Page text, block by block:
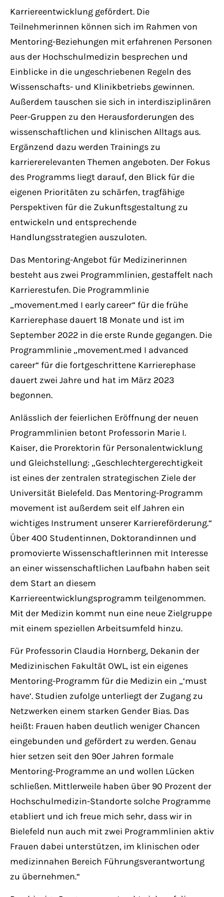
Karriereentwicklung gefördert. Die
Teilnehmerinnen können sich im Rahmen von
Mentoring-Beziehungen mit erfahrenen Personen
aus der Hochschulmedizin besprechen und
Einblicke in die ungeschriebenen Regeln des
Wissenschafts- und Klinikbetriebs gewinnen.
Außerdem tauschen sie sich in interdisziplinären
Peer-Gruppen zu den Herausforderungen des
wissenschaftlichen und klinischen Alltags aus.
Ergänzend dazu werden Trainings zu
karriererelevanten Themen angeboten. Der Fokus
des Programms liegt darauf, den Blick für die
eigenen Prioritäten zu schärfen, tragfähige
Perspektiven für die Zukunftsgestaltung zu
entwickeln und entsprechende
Handlungsstrategien auszuloten.
Das Mentoring-Angebot für Medizinerinnen
besteht aus zwei Programmlinien, gestaffelt nach
Karrierestufen. Die Programmlinie
„movement.med I early career“ für die frühe
Karrierephase dauert 18 Monate und ist im
September 2022 in die erste Runde gegangen. Die
Programmlinie „movement.med I advanced
career“ für die fortgeschrittene Karrierephase
dauert zwei Jahre und hat im März 2023
begonnen.
Anlässlich der feierlichen Eröffnung der neuen
Programmlinien betont Professorin Marie I.
Kaiser, die Prorektorin für Personalentwicklung
und Gleichstellung: „Geschlechtergerechtigkeit
ist eines der zentralen strategischen Ziele der
Universität Bielefeld. Das Mentoring-Programm
movement ist außerdem seit elf Jahren ein
wichtiges Instrument unserer Karriereförderung.“
Über 400 Studentinnen, Doktorandinnen und
promovierte Wissenschaftlerinnen mit Interesse
an einer wissenschaftlichen Laufbahn haben seit
dem Start an diesem
Karriereentwicklungsprogramm teilgenommen.
Mit der Medizin kommt nun eine neue Zielgruppe
mit einem speziellen Arbeitsumfeld hinzu.
Für Professorin Claudia Hornberg, Dekanin der
Medizinischen Fakultät OWL, ist ein eigenes
Mentoring-Programm für die Medizin ein „‘must
have‘. Studien zufolge unterliegt der Zugang zu
Netzwerken einem starken Gender Bias. Das
heißt: Frauen haben deutlich weniger Chancen
eingebunden und gefördert zu werden. Genau
hier setzen seit den 90er Jahren formale
Mentoring-Programme an und wollen Lücken
schließen. Mittlerweile haben über 90 Prozent der
Hochschulmedizin-Standorte solche Programme
etabliert und ich freue mich sehr, dass wir in
Bielefeld nun auch mit zwei Programmlinien aktiv
Frauen dabei unterstützen, im klinischen oder
medizinnahen Bereich Führungsverantwortung
zu übernehmen.“